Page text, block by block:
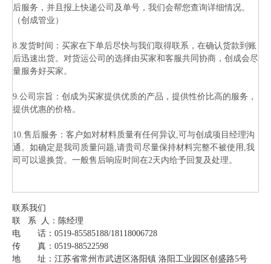
后服务，并且报上快递公司及单号，我们会帮您查询详细情况。
（创成管业）
8.发货时间：买家在下单后尽快与我们取得联系，在确认货款到账
后迅速出货。对货运公司的选择由买家和客服共同协商，创成会尽
量服务好买家。
9.公司宗旨：创成为买家提供优质的产品，提供性价比高的服务，
提供优惠的价格。
10.售后服务：客户如对材料质量有任何异议,可与创成项目经理沟
通。如确定是我司质量问题,请贵司尽量保持材料完整不被使用,我
司可以退换货。一般售后响应时间在2天内给予回复及处理。
联系我们
联 系 人：陈经理
电 话：0519-85585188/18118006728
传 真：0519-88522598
地 址：江苏省常州市武进区洛阳镇 洛阳工业园区创盛路5号